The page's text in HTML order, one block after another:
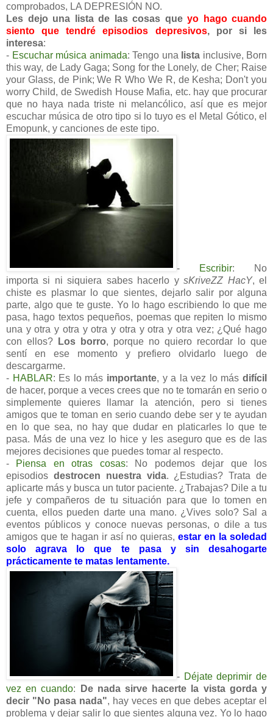
comprobados, LA DEPRESIÓN NO.
Les dejo una lista de las cosas que yo hago cuando
siento que tendré episodios depresivos, por si les
interesa:
- Escuchar música animada: Tengo una lista inclusive, Born
this way, de Lady Gaga; Song for the Lonely, de Cher; Raise
your Glass, de Pink; We R Who We R, de Kesha; Don't you
worry Child, de Swedish House Mafia, etc. hay que procurar
que no haya nada triste ni melancólico, así que es mejor
escuchar música de otro tipo si lo tuyo es el Metal Gótico, el
Emopunk, y canciones de este tipo.
- Escribir: No
importa si ni siquiera sabes hacerlo ysKriveZZ HacY, el
chiste es plasmar lo que sientes, dejarlo salir por alguna
parte, algo que te guste. Yo lo hago escribiendo lo que me
pasa, hago textos pequeños, poemas que repiten lo mismo
una y otra y otra y otra y otra y otra y otra vez; ¿Qué hago
con ellos?
Los borro, porque no quiero recordar lo que
sentí en ese momento y prefiero olvidarlo luego de
descargarme.
- HABLAR: Es lo más importante, y a la vez lo másdifícil
de hacer, porque a veces crees que no te tomarán en serio o
simplemente quieres llamar la atención, pero si tienes
amigos que te toman en serio cuando debe ser y te ayudan
en lo que sea, no hay que dudar en platicarles lo que te
pasa. Más de una vez lo hice y les aseguro que es de las
mejores decisiones que puedes tomar al respecto.
- Piensa en otras cosas: No podemos dejar que los
episodios destrocen nuestra vida. ¿Estudias? Trata de
aplicarte más y busca un tutor paciente. ¿Trabajas? Dile a tu
jefe y compañeros de tu situación para que lo tomen en
cuenta, ellos pueden darte una mano. ¿Vives solo? Sal a
eventos públicos y conoce nuevas personas, o dile a tus
amigos que te hagan ir así no quieras, estar en la soledad
solo agrava lo que te pasa y sin desahogarte
prácticamente te matas lentamente.
- Déjate deprimir de
vez en cuando:
De nada sirve hacerte la vista gorda y
decir "No pasa nada", hay veces en que debes aceptar el
problema y dejar salir lo que sientes alguna vez. Yo lo hago